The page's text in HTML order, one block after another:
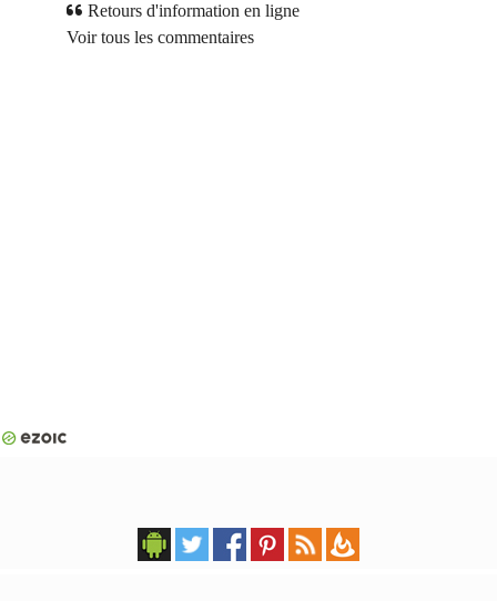
Retours d'information en ligne
Voir tous les commentaires